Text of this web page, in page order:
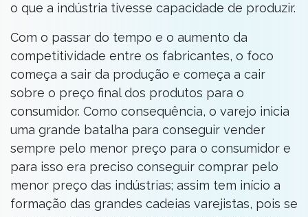
o que a indústria tivesse capacidade de produzir.
Com o passar do tempo e o aumento da
competitividade entre os fabricantes, o foco
começa a sair da produção e começa a cair
sobre o preço final dos produtos para o
consumidor. Como consequência, o varejo inicia
uma grande batalha para conseguir vender
sempre pelo menor preço para o consumidor e
para isso era preciso conseguir comprar pelo
menor preço das indústrias; assim tem início a
formação das grandes cadeias varejistas, pois se